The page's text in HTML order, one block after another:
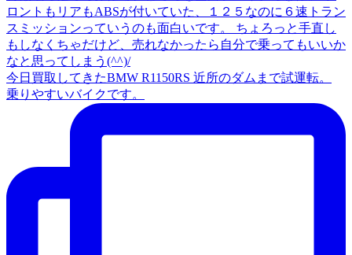
今日買取してきたBMW R1150RS 近所のダムまで試運転。
乗りやすいバイクです。